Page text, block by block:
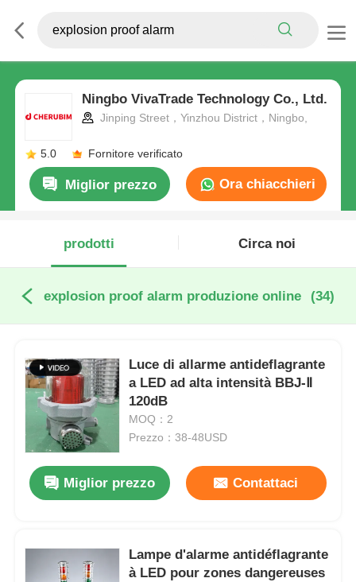
Ningbo VivaTrade Technology Co., Ltd.
Jinping Street，Yinzhou District，Ningbo,
5.0 Fornitore verificato
Miglior prezzo Ora chiacchieri
prodotti Circa noi
explosion proof alarm produzione online (34)
Luce di allarme antideflagrante
a LED ad alta intensità BBJ-Ⅱ
120dB
MOQ：2
Prezzo：38-48USD
Miglior prezzo Contattaci
Lampe d'alarme antidéflagrante
à LED pour zones dangereuses